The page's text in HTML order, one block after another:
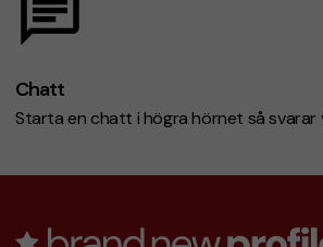
Chatt
Starta en chatt i högra hörnet så svarar